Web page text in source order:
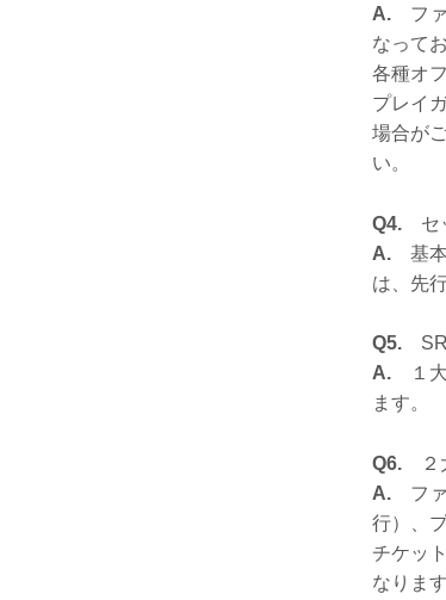
A. ファ
なって
各種オ
プレイ
場合が
い。
Q4. セ
A. 基本
は、先
Q5.
A. １大
ます。
Q6. ２
A. ファ
行）、
チケッ
なりま